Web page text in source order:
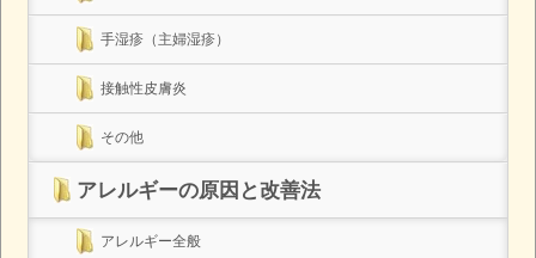
手湿疹（主婦湿疹）
接触性皮膚炎
その他
アレルギーの原因と改善法
アレルギー全般